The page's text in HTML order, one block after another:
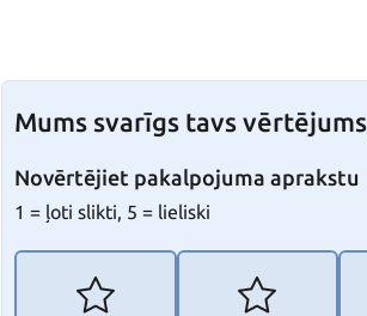
Mums svarīgs tavs
Novērtējiet pakalpojuma aprakstu
1 = ļoti slikti, 5 = lieliski